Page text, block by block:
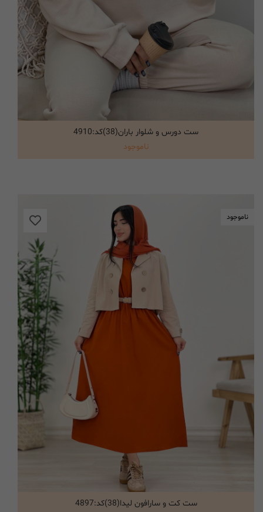
انتخاب گزینه ها
ست دورس و شلوار باران(38)کد:4910
ناموجود
ناموجود
انتخاب گزینه ها
ست کت و سارافون لیدا(38)کد:4897